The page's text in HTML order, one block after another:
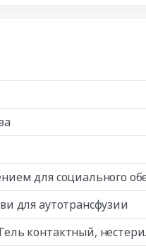
для социального
для аутотрансфузии
контактный,